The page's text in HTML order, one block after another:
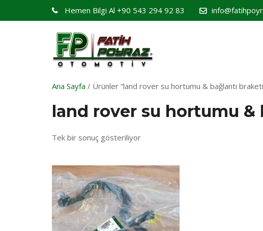
Hemen Bilgi Al +90 543 294 92 83
Ana Sayfa / Ürünler “land rover su hortumu & bağlantı
land rover su hortumu &
Tek bir sonuç gösteriliyor